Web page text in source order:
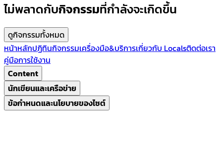
ไม่พลาดกับกิจกรรมที่กำลังจะเกิดขึ้น
ดูกิจกรรมทั้งหมด
หน้าหลักปฏิทินกิจกรรมเครื่องมือ&บริการเกี่ยวกับ Localsติดต่อเรา
คู่มือการใช้งาน
Content
นักเขียนและเครือข่าย
ข้อกำหนดและนโยบายของไซต์